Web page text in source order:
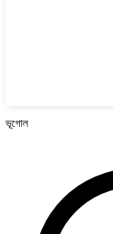
ভূগোল